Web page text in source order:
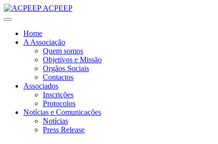
ACPEEP
Home
A Associação
Quem somos
Objetivos e Missão
Orgãos Sociais
Contactos
Associados
Inscrições
Protocolos
Notícias e Comunicações
Notícias
Press Release